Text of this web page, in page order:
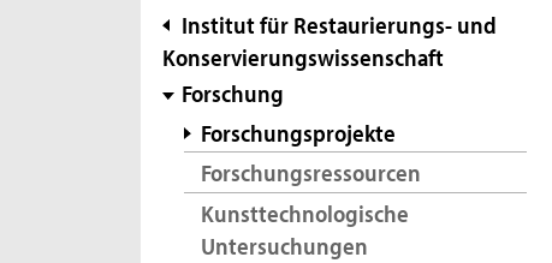
hier:
Subnavigation
Institut für Restaurierungs- und
Konservierungswissenschaft
Forschung
Forschungsprojekte
Forschungsressourcen
Kunsttechnologische
Untersuchungen